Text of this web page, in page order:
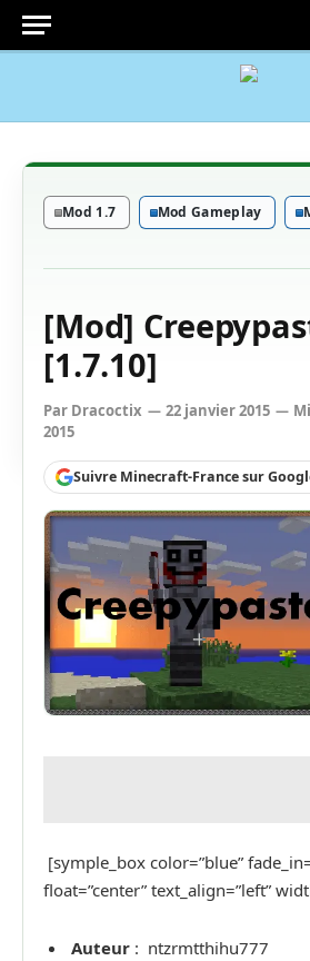
Mod 1.7 Mod Gameplay
[Mod]
[1.7.10]
Par Dracoctix 22 janvier 2015
2015
Suivre Minecraft-France sur
[symple_box color=”blue”
float=”center” text_align=”left”
Auteur : ntzrmtthihu777